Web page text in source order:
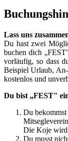
Lass uns
Du hast zwei
buchen dich
vorläufig, so dass
Beispiel Urlaub,
kostenlos und
Du bist „FEST"
Du
Die Koje wird
Du musst